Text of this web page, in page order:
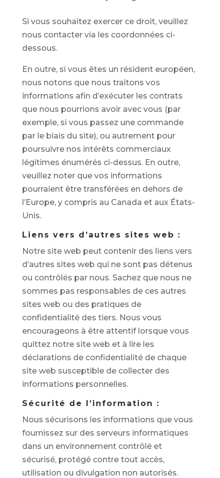
Si vous souhaitez exercer ce droit, veuillez
nous contacter via les coordonnées ci-
dessous.
En outre, si vous êtes un résident européen,
nous notons que nous traitons vos
informations afin d’exécuter les contrats
que nous pourrions avoir avec vous (par
exemple, si vous passez une commande
par le biais du site), ou autrement pour
poursuivre nos intérêts commerciaux
légitimes énumérés ci-dessus. En outre,
veuillez noter que vos informations
pourraient être transférées en dehors de
l’Europe, y compris au Canada et aux États-
Unis.
Liens vers d’autres sites web :
Notre site web peut contenir des liens vers
d’autres sites web qui ne sont pas détenus
ou contrôlés par nous. Sachez que nous ne
sommes pas responsables de ces autres
sites web ou des pratiques de
confidentialité des tiers. Nous vous
encourageons à être attentif lorsque vous
quittez notre site web et à lire les
déclarations de confidentialité de chaque
site web susceptible de collecter des
informations personnelles.
Sécurité de l’information :
Nous sécurisons les informations que vous
fournissez sur des serveurs informatiques
dans un environnement contrôlé et
sécurisé, protégé contre tout accès,
utilisation ou divulgation non autorisés.